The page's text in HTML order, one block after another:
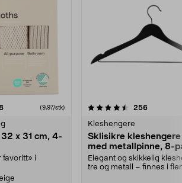
anmeldelser(9,97/stk)
x 31 cm, 4-
favoritt» i
256
Kleshengere
Sklisikre
med metallpinne, 8-
Elegant og skikkelig
tre og metall – finnes i
4.5av 5 stjerner